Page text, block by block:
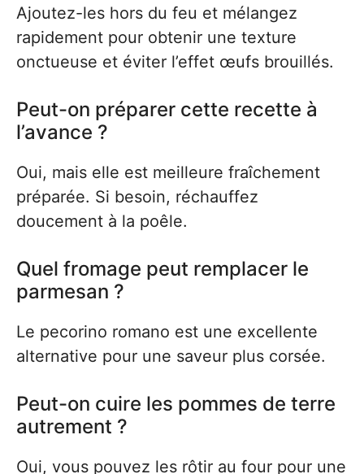
Ajoutez-les hors du feu et mélangez
rapidement pour obtenir une texture
onctueuse et éviter l’effet œufs brouillés.
Peut-on préparer cette recette à
l’avance ?
Oui, mais elle est meilleure fraîchement
préparée. Si besoin, réchauffez
doucement à la poêle.
Quel fromage peut remplacer le
parmesan ?
Le pecorino romano est une excellente
alternative pour une saveur plus corsée.
Peut-on cuire les pommes de terre
autrement ?
Oui, vous pouvez les rôtir au four pour une